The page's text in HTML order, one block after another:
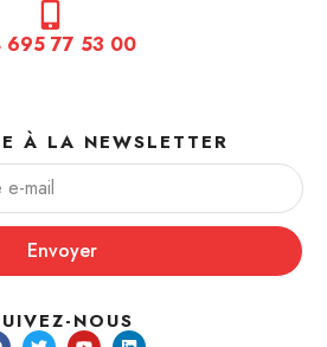
695 77 53 00
À LA NEWSLETTER
Envoyer
NOUS